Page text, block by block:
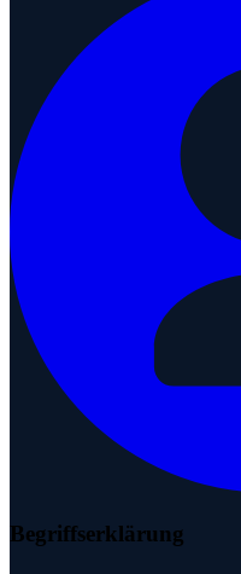
Begriffserklärung